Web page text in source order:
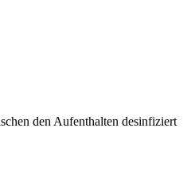
den Aufenthalten desinfiziert